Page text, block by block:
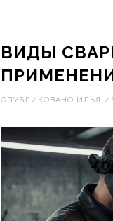
ВИДЫ
ОПУБЛИКОВАНО ИЛЬЯ